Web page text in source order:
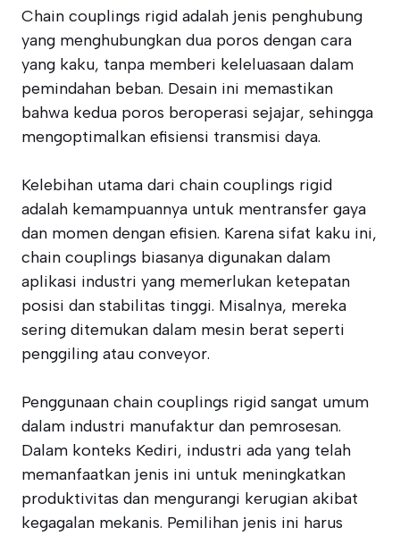
Chain couplings rigid adalah jenis penghubung
yang menghubungkan dua poros dengan cara
yang kaku, tanpa memberi keleluasaan dalam
pemindahan beban. Desain ini memastikan
bahwa kedua poros beroperasi sejajar, sehingga
mengoptimalkan efisiensi transmisi daya.
Kelebihan utama dari chain couplings rigid
adalah kemampuannya untuk mentransfer gaya
dan momen dengan efisien. Karena sifat kaku ini,
chain couplings biasanya digunakan dalam
aplikasi industri yang memerlukan ketepatan
posisi dan stabilitas tinggi. Misalnya, mereka
sering ditemukan dalam mesin berat seperti
penggiling atau conveyor.
Penggunaan chain couplings rigid sangat umum
dalam industri manufaktur dan pemrosesan.
Dalam konteks Kediri, industri ada yang telah
memanfaatkan jenis ini untuk meningkatkan
produktivitas dan mengurangi kerugian akibat
kegagalan mekanis. Pemilihan jenis ini harus